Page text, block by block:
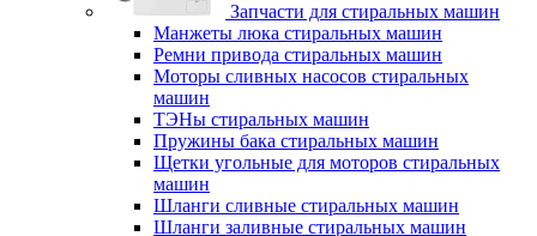
Запчасти для стиральных машин
Манжеты люка стиральных машин
Ремни привода стиральных машин
Моторы сливных насосов стиральных
машин
ТЭНы стиральных машин
Пружины бака стиральных машин
Щетки угольные для моторов стиральных
машин
Шланги сливные стиральных машин
Шланги заливные стиральных машин